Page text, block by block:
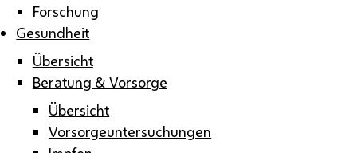
Forschung
Gesundheit
Übersicht
Beratung & Vorsorge
Übersicht
Vorsorgeuntersuchungen